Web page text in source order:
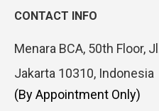
CONTACT INFO
Menara BCA, 50th Floor,
Jakarta 10310, Indonesia
(By Appointment Only)